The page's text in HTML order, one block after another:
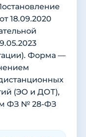
18.09.2020
Форма —
(ЭО и ДОТ),
ФЗ № 28-ФЗ